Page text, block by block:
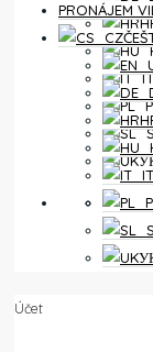
PRONÁJEM
Účet